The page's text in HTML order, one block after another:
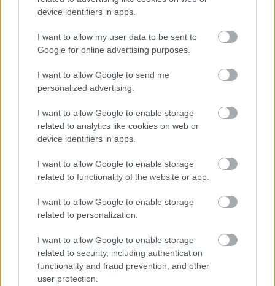
device identifiers in apps.
I want to allow my user data to be sent to
Google for online advertising purposes.
I want to allow Google to send me
personalized advertising.
I want to allow Google to enable storage
related to analytics like cookies on web or
device identifiers in apps.
I want to allow Google to enable storage
related to functionality of the website or app.
I want to allow Google to enable storage
related to personalization.
I want to allow Google to enable storage
related to security, including authentication
functionality and fraud prevention, and other
user protection.
Palvelutarjonta
ALV-laskelmat, ilmoitukset verottajalle ja
tilinpäätökset
Henkilöstöhallinnon palvelut
Juridiset palvelut
Konserneihin liittyvät palvelut
Lakisääteinen kirjanpito
Liiketoiminnan kehittämispalvelut (esim.
verosuunnittelu)
Maksatuspalvelut
Myyntilaskuihin liittyvät palvelut
Ostolaskuihin liittyvät palvelut
Palkkahallinnon palvelut
Sisäinen laskenta
Talouskonsultointi (esim. tunnuslukujen